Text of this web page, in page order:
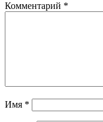
Комментарий *
Имя *